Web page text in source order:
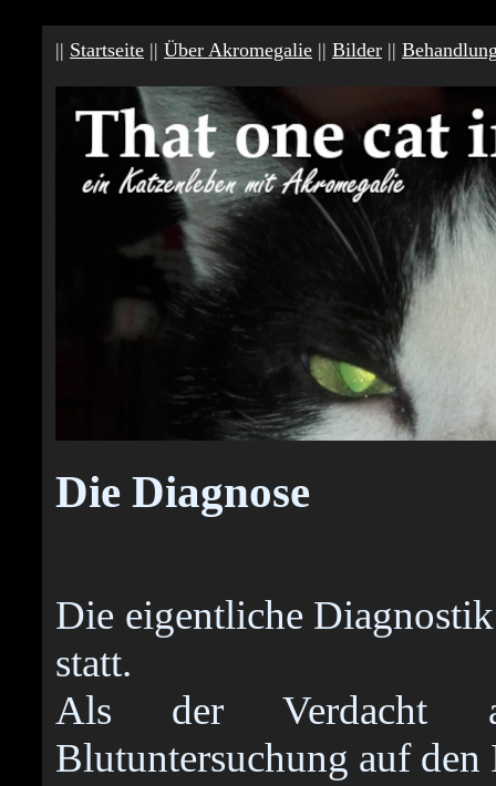
|| Startseite || Über Akromegalie || Bilder ||
Die Diagnose
Die eigentliche
statt.
Als der Verdacht
Blutuntersuchung auf